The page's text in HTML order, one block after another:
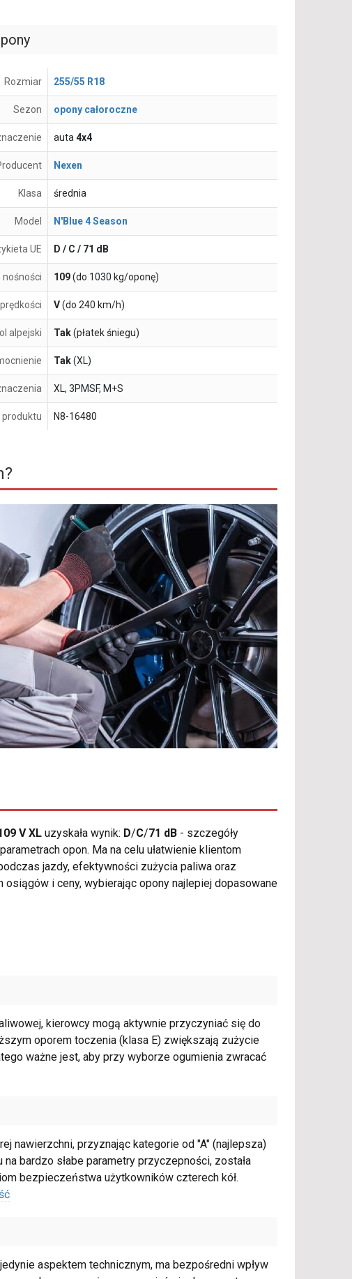
Rozmiar 255/55 R18
Sezon opony całoroczne
auta4x4
Nexen
Klasa średnia
Model N'Blue 4 Season
UE D / C / 71 dB
nośności 109(do 1030 kg/oponę)
V(do 240 km/h)
alpejski Tak(płatek śniegu)
Tak(XL)
XL, 3PMSF, M+S
produktu N8-16480
V XL uzyskała wynik: D/C/71 dB - szczegóły
opon. Ma na celu ułatwienie klientom
jazdy, efektywności zużycia paliwa oraz
i ceny, wybierając opony najlepiej dopasowane
kierowcy mogą aktywnie przyczyniać się do
oporem toczenia (klasa E) zwiększają zużycie
ważne jest, aby przy wyborze ogumienia zwracać
nawierzchni, przyznając kategorie od "A" (najlepsza)
bardzo słabe parametry przyczepności, została
bezpieczeństwa użytkowników czterech kół.
aspektem technicznym, ma bezpośredni wpływ